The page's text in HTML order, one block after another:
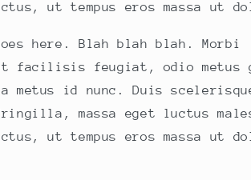
ut tempus eros massa ut
here. Blah blah blah. Morbi
facilisis feugiat, odio metus
metus id nunc. Duis
massa eget luctus
ut tempus eros massa ut